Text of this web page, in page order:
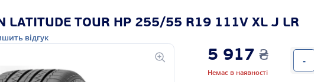
TOUR HP 255/55 R19 111V XL J LR
відгук
5 917 ₴
Немає в наявності
-